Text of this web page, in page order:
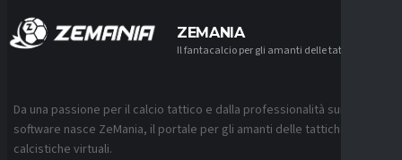
ZEMANIA
Il fantacalcio per gli amanti delle tattiche
Da una passione per il calcio tattico e dalla professionalità sui
software nasce ZeMania, il portale per gli amanti delle tattiche
calcistiche virtuali.